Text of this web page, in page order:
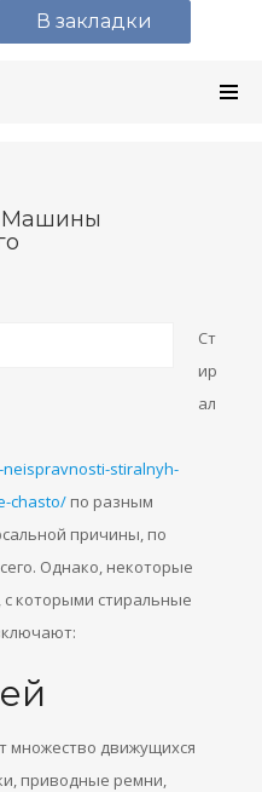
Машины
Ст
ир
ал
stiralnyh-
chasto/ по разным
причины, по
Однако, некоторые
которыми стиральные
множество движущихся
приводные ремни,
В закладки